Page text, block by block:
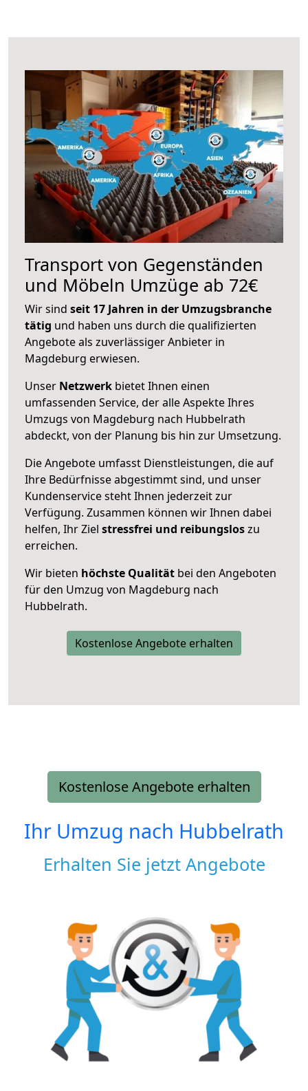
Transport von Gegenständen
und Möbeln Umzüge ab 72€
Wir sind seit 17 Jahren in der Umzugsbranche
tätig und haben uns durch die qualifizierten
Angebote als zuverlässiger Anbieter in
Magdeburg erwiesen.
Unser Netzwerk bietet Ihnen einen
umfassenden Service, der alle Aspekte Ihres
Umzugs von Magdeburg nach Hubbelrath
abdeckt, von der Planung bis hin zur Umsetzung.
Die Angebote umfasst Dienstleistungen, die auf
Ihre Bedürfnisse abgestimmt sind, und unser
Kundenservice steht Ihnen jederzeit zur
Verfügung. Zusammen können wir Ihnen dabei
helfen, Ihr Ziel stressfrei und reibungsloszu
erreichen.
Wir bieten höchste Qualität bei den Angeboten
für den Umzug von Magdeburg nach
Hubbelrath.
Kostenlose Angebote erhalten
Kostenlose Angebote erhalten
Ihr Umzug nach Hubbelrath
Erhalten Sie jetzt Angebote